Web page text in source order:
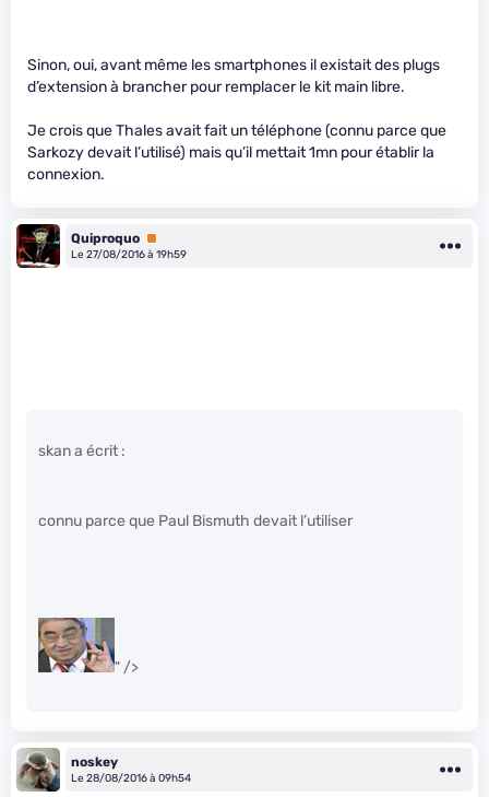
Sinon, oui, avant même les smartphones il existait des plugs
d’extension à brancher pour remplacer le kit main libre.
Je crois que Thales avait fait un téléphone (connu parce que
Sarkozy devait l’utilisé) mais qu’il mettait 1mn pour établir la
connexion.
Quiproquo Premium
Le 27/08/2016 à 19h59
skan a écrit :
connu parce que Paul Bismuth devait l’utiliser
" />
noskey
Le 28/08/2016 à 09h54